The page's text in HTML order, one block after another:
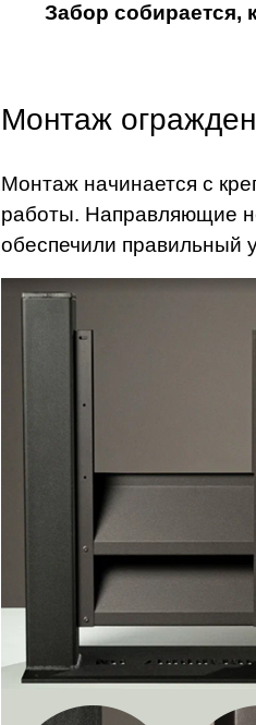
Забор собирается,
Монтаж
Монтаж начинается с
работы. Направляющие
обеспечили правильный